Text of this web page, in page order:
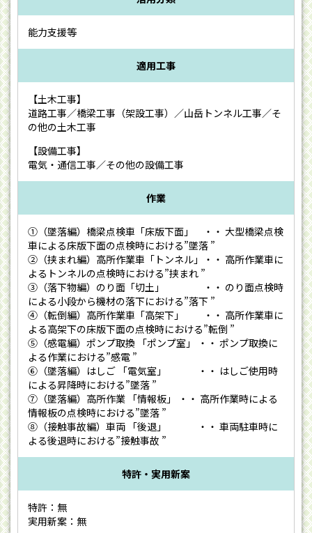
能力支援等
適用工事
【土木工事】
道路工事／橋梁工事（架設工事）／山岳トンネル工事／そ
の他の土木工事
【設備工事】
電気・通信工事／その他の設備工事
作業
①（墜落編）橋梁点検車「床版下面」 ・・ 大型橋梁点検
車による床版下面の点検時における”墜落 ”
②（挟まれ編）高所作業車「トンネル」・・ 高所作業車に
よるトンネルの点検時における”挟まれ ”
③（落下物編）のり面「切土」 ・・ のり面点検時
による小段から機材の落下における”落下 ”
④（転倒編）高所作業車「高架下」 ・・ 高所作業車に
よる高架下の床版下面の点検時における”転倒 ”
⑤（感電編）ポンプ取換 「ポンプ室」 ・・ ポンプ取換に
よる作業における”感電 ”
⑥（墜落編）はしご 「電気室」 ・・ はしご使用時
による昇降時における”墜落 ”
⑦（墜落編）高所作業 「情報板」 ・・ 高所作業時による
情報板の点検時における”墜落 ”
⑧（接触事故編）車両 「後退」 ・・ 車両駐車時に
よる後退時における”接触事故 ”
特許・実用新案
特許：無
実用新案：無